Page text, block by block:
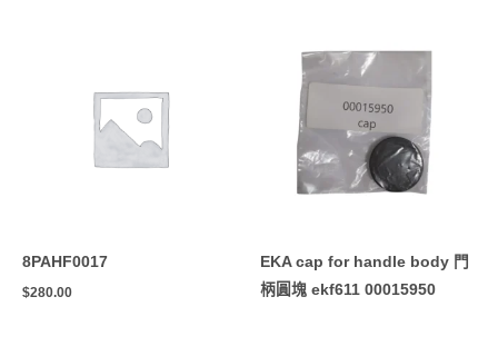
8PAHF0017
$280.00
EKA cap for handle body 門
柄圓塊 ekf611 00015950